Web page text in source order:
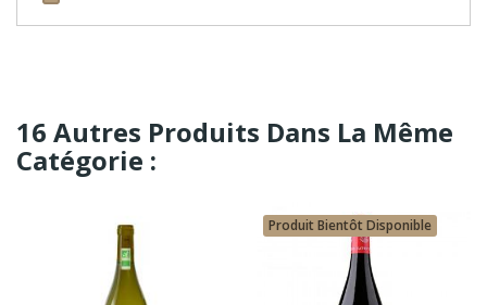
16 Autres Produits Dans La Même
Catégorie :
Produit Bientôt Disponible